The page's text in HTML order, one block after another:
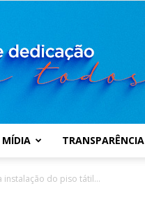
MÍDIA TRANSPARÊNCIA
instalação do piso tátil...